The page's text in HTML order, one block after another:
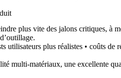
plus vite des jalons critiques, à
utilisateurs plus réalistes • coûts
multi-matériaux, une excellente